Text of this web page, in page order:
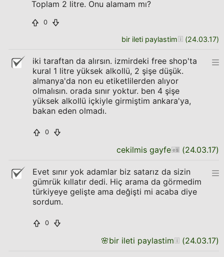
Toplam 2 litre. Onu alamam mı?
0
bir ileti paylastim (24.03.17)
iki taraftan da alırsın. izmirdeki free shop'ta
kural 1 litre yüksek alkollü, 2 şişe düşük.
almanya'da non eu etiketlilerden alıyor
olmalısın. orada sınır yoktur. ben 4 şişe
yüksek alkollü içkiyle girmiştim ankara'ya,
bakan eden olmadı.
0
cekilmis gayfe (24.03.17)
Evet sınır yok adamlar biz satarız da sizin
gümrük kıllatır dedi. Hiç arama da görmedim
türkiyeye gelişte ama değişti mi acaba diye
sordum.
0
🌸bir ileti paylastim (24.03.17)